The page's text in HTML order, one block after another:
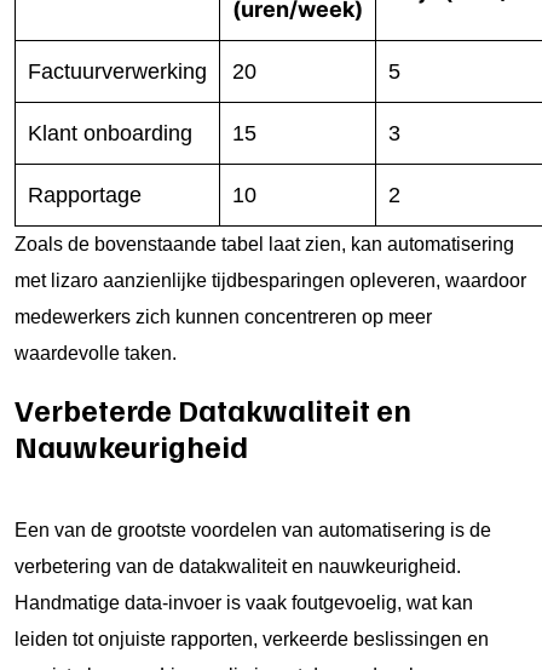
(uren/week)
Factuurverwerking 20 5
Klant onboarding 15 3
Rapportage 10 2
Zoals de bovenstaande tabel laat zien, kan automatisering
met lizaro aanzienlijke tijdbesparingen opleveren, waardoor
medewerkers zich kunnen concentreren op meer
waardevolle taken.
Verbeterde Datakwaliteit en
Nauwkeurigheid
Een van de grootste voordelen van automatisering is de
verbetering van de datakwaliteit en nauwkeurigheid.
Handmatige data-invoer is vaak foutgevoelig, wat kan
leiden tot onjuiste rapporten, verkeerde beslissingen en